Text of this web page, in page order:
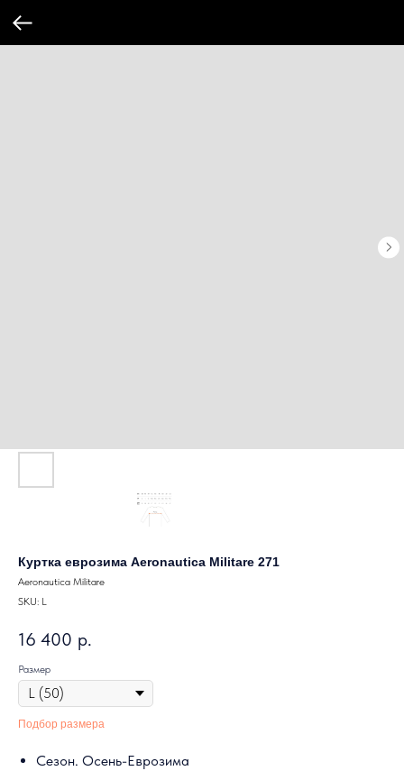
Куртка еврозима Aeronautica Militare 271
Aeronautica Militare
SKU: L
16 400 р.
Размер
Подбор размера
Сезон. Осень-Еврозима